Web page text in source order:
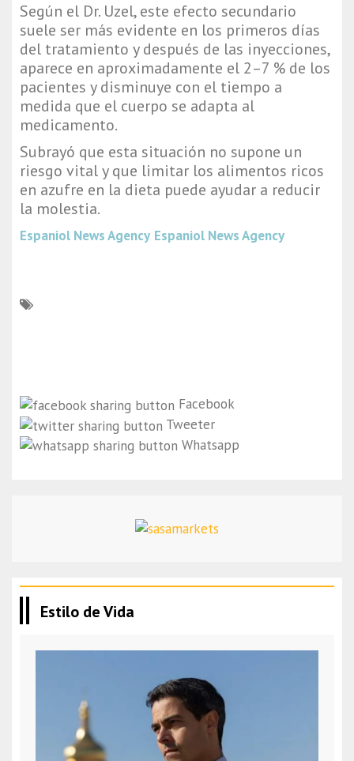
Según el Dr. Uzel, este efecto secundario
suele ser más evidente en los primeros días
del tratamiento y después de las inyecciones,
aparece en aproximadamente el 2–7 % de los
pacientes y disminuye con el tiempo a
medida que el cuerpo se adapta al
medicamento.
Subrayó que esta situación no supone un
riesgo vital y que limitar los alimentos ricos
en azufre en la dieta puede ayudar a reducir
la molestia.
Espaniol News Agency Espaniol News Agency
Facebook
Tweeter
Whatsapp
Estilo de Vida